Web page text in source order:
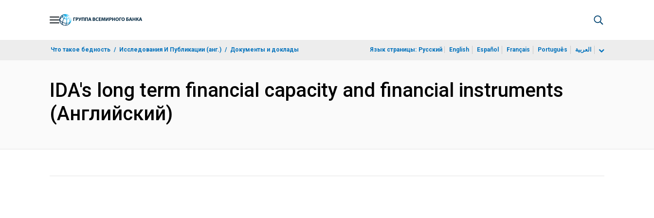
Что такое бедность Исследования И Публикации (анг.) Документы и доклады Язык страницы: Русский English Español Français Português العربية
IDA's long term financial capacity and financial instruments
(Английский)